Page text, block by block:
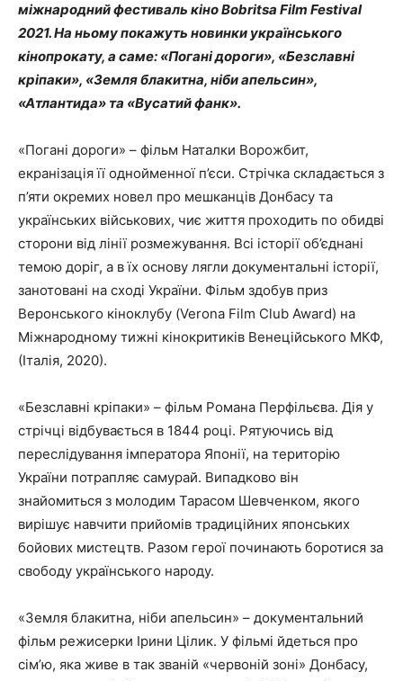
міжнародний фестиваль кіно Bobritsa Film Festival
2021. На ньому покажуть новинки українського
кінопрокату, а саме: «Погані дороги», «Безславні
кріпаки», «Земля блакитна, ніби апельсин»,
«Атлантида» та «Вусатий фанк».
«Погані дороги» – фільм Наталки Ворожбит,
екранізація її однойменної п’єси. Стрічка складається з
п’яти окремих новел про мешканців Донбасу та
українських військових, чиє життя проходить по обидві
сторони від лінії розмежування. Всі історії об’єднані
темою доріг, а в їх основу лягли документальні історії,
занотовані на сході України. Фільм здобув приз
Веронського кіноклубу (Verona Film Club Award) на
Міжнародному тижні кінокритиків Венеційського МКФ,
(Італія, 2020).
«Безславні кріпаки» – фільм Романа Перфільєва. Дія у
стрічці відбувається в 1844 році. Рятуючись від
переслідування імператора Японії, на територію
України потрапляє самурай. Випадково він
знайомиться з молодим Тарасом Шевченком, якого
вирішує навчити прийомів традиційних японських
бойових мистецтв. Разом герої починають боротися за
свободу українського народу.
«Земля блакитна, ніби апельсин» – документальний
фільм режисерки Ірини Цілик. У фільмі йдеться про
сім’ю, яка живе в так званій «червоній зоні» Донбасу,